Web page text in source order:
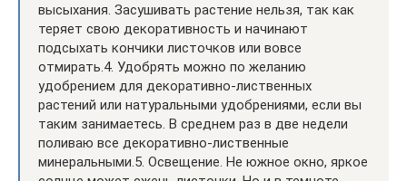
высыхания. Засушивать растение нельзя, так как
теряет свою декоративность и начинают
подсыхать кончики листочков или вовсе
отмирать.4. Удобрять можно по желанию
удобрением для декоративно-лиственных
растений или натуральными удобрениями, если вы
таким занимаетесь. В среднем раз в две недели
поливаю все декоративно-лиственные
минеральными.5. Освещение. Не южное окно, яркое